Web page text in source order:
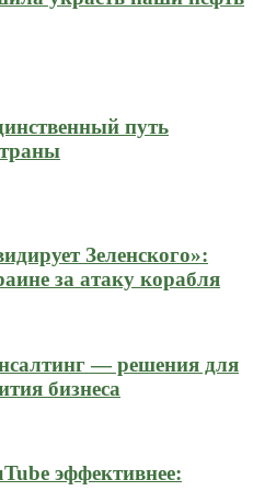
путь
Зеленского»:
за атаку корабля
— решения для
бизнеса
эффективнее: